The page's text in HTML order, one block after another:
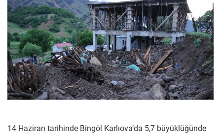
14 Haziran tarihinde Bingöl Karlıova’da 5,7 büyüklüğünde